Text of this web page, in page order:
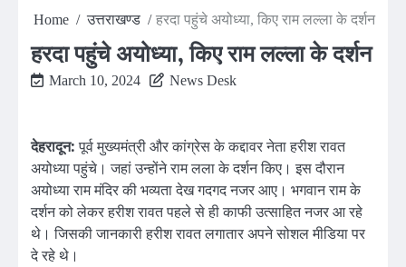
Home उत्तराखण्ड हरदा पहुंचे अयोध्या, किए राम लल्ला के दर्शन
हरदा पहुंचे अयोध्या, किए राम लल्ला के दर्शन
March 10, 2024 News Desk
देहरादून:पूर्व मुख्यमंत्री और कांग्रेस के कद्दावर नेता हरीश रावत
अयोध्या पहुंचे। जहां उन्होंने राम लला के दर्शन किए। इस दौरान
अयोध्या राम मंदिर की भव्यता देख गदगद नजर आए। भगवान राम के
दर्शन को लेकर हरीश रावत पहले से ही काफी उत्साहित नजर आ रहे
थे। जिसकी जानकारी हरीश रावत लगातार अपने सोशल मीडिया पर
दे रहे थे।